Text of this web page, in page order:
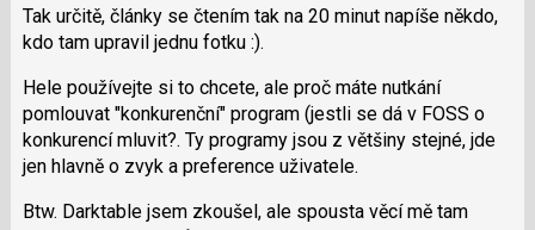
použít
i
N
pro
následující
a
pro
Tak určitě, články se čtením tak na 20 minut napíše někdo,
kdo tam upravil jednu fotku :).
Hele používejte si to chcete, ale proč máte nutkání
pomlouvat "konkurenční" program (jestli se dá v FOSS o
konkurencí mluvit?. Ty programy jsou z většiny stejné, jde
jen hlavně o zvyk a preference uživatele.
Btw. Darktable jsem zkoušel, ale spousta věcí mě tam